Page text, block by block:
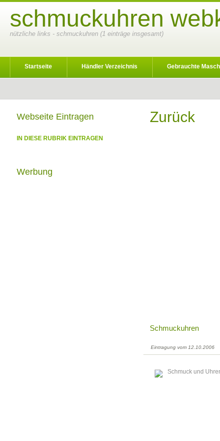
schmuckuhren
nützliche links - schmuckuhren (1 einträge insgesamt)
Startseite Händler Verzeichnis Gebrauchte
Zurück
Schmuckuhren
Eintragung vom 12.10.2006
Schmuck und
Webseite Eintragen
IN DIESE RUBRIK EINTRAGEN
Werbung